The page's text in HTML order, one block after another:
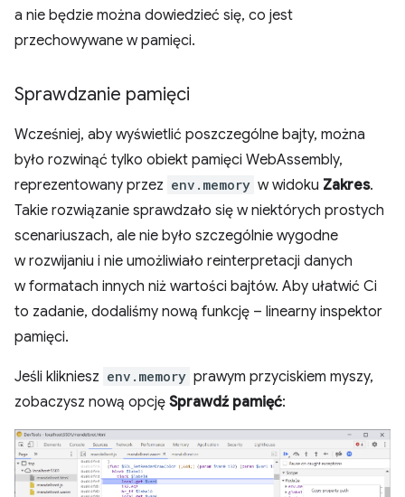
a nie będzie można dowiedzieć się, co jest
przechowywane w pamięci.
Sprawdzanie pamięci
Wcześniej, aby wyświetlić poszczególne bajty, można
było rozwinąć tylko obiekt pamięci WebAssembly,
reprezentowany przez env.memory w widoku Zakres.
Takie rozwiązanie sprawdzało się w niektórych prostych
scenariuszach, ale nie było szczególnie wygodne
w rozwijaniu i nie umożliwiało reinterpretacji danych
w formatach innych niż wartości bajtów. Aby ułatwić Ci
to zadanie, dodaliśmy nową funkcję – linearny inspektor
pamięci.
Jeśli klikniesz env.memory prawym przyciskiem myszy,
zobaczysz nową opcję Sprawdź pamięć: